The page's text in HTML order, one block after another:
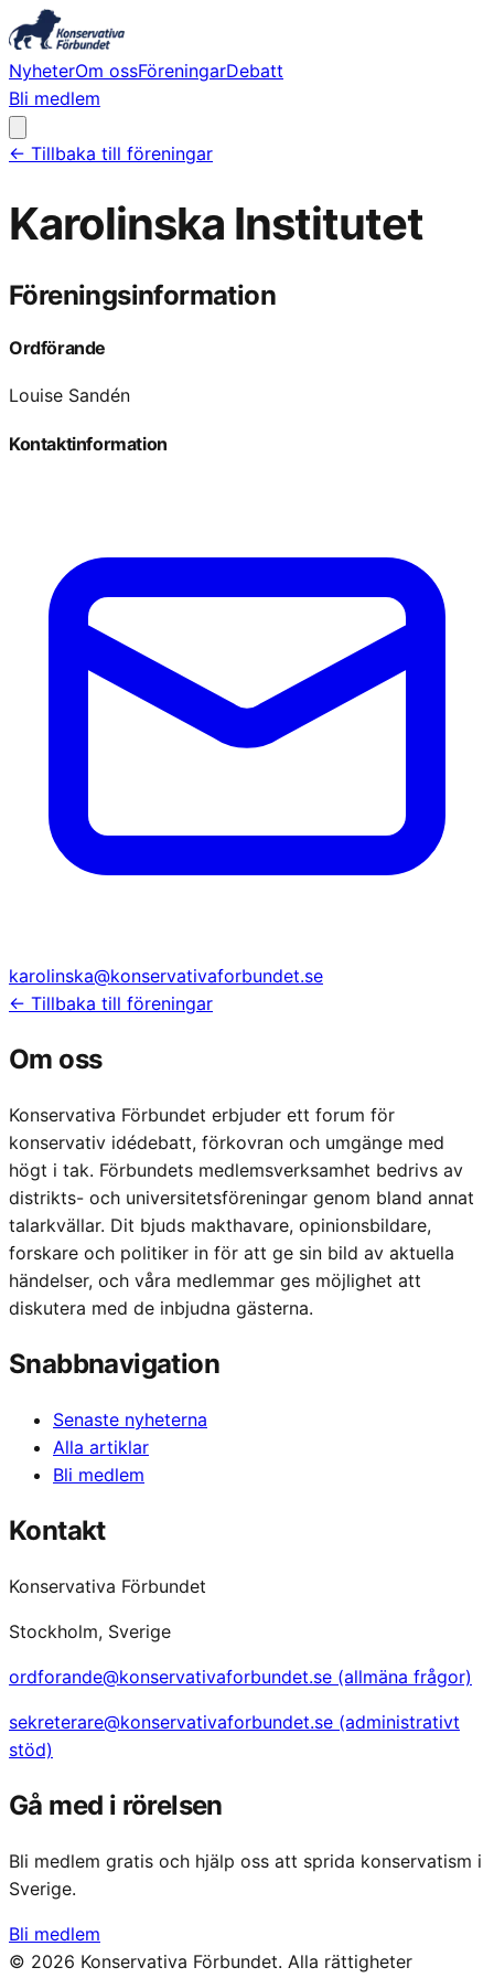
NyheterOm ossFöreningarDebatt
Bli medlem
← Tillbaka till föreningar
Karolinska Institutet
Föreningsinformation
Ordförande
Louise Sandén
Kontaktinformation
karolinska@konservativaforbundet.se
← Tillbaka till föreningar
Om oss
Konservativa Förbundet erbjuder ett forum för
konservativ idédebatt, förkovran och umgänge med
högt i tak. Förbundets medlemsverksamhet bedrivs av
distrikts- och universitetsföreningar genom bland annat
talarkvällar. Dit bjuds makthavare, opinionsbildare,
forskare och politiker in för att ge sin bild av aktuella
händelser, och våra medlemmar ges möjlighet att
diskutera med de inbjudna gästerna.
Snabbnavigation
Senaste nyheterna
Alla artiklar
Bli medlem
Kontakt
Konservativa Förbundet
Stockholm, Sverige
ordforande@konservativaforbundet.se (allmäna frågor)
sekreterare@konservativaforbundet.se (administrativt
stöd)
Gå med i rörelsen
Bli medlem gratis och hjälp oss att sprida konservatism i
Sverige.
Bli medlem
© 2026 Konservativa Förbundet. Alla rättigheter